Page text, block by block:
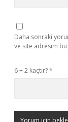
Daha sonraki
ve site adresim bu
6 + 2 kaçtır?*